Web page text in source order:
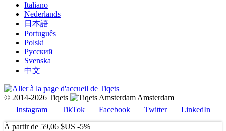
Italiano
Nederlands
日本語
Português
Polski
Русский
Svenska
中文
© 2014-2026 Tiqets
Amsterdam
Instagram
TikTok Facebook Twitter
LinkedIn
À partir de 59,06 $US -5%